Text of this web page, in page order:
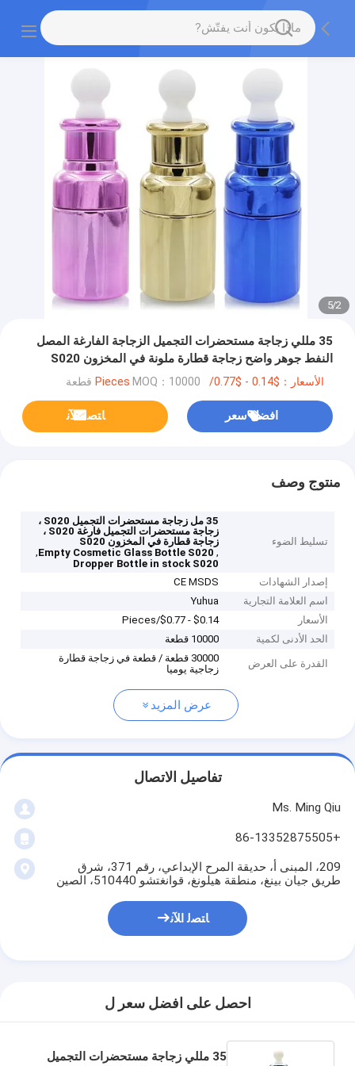
2
/
5
35 مللي زجاجة مستحضرات التجميل الزجاجة الفارغة المصل
النفط جوهر واضح زجاجة قطارة ملونة في المخزون S020
الأسعار：$0.14 - $0.77/Pieces MOQ：10000 قطعة
افضل سعر ﺎﺘﺼﻟ ﺍﻶﻧ
منتوج وصف
تسليط الضوء
35 مل زجاجة مستحضرات التجميل S020 ،
زجاجة مستحضرات التجميل فارغة S020 ،
زجاجة قطارة في المخزون S020
,
Empty Cosmetic Glass Bottle S020
,
Dropper Bottle in stock S020
إصدار الشهادات
CE MSDS
اسم العلامة التجارية
Yuhua
الأسعار
$0.14 - $0.77/Pieces
الحد الأدنى لكمية
10000 قطعة
القدرة على العرض
30000 قطعة / قطعة في زجاجة قطارة
زجاجية يوميا
عرض المزيد
تفاصيل الاتصال
Ms. Ming Qiu
+86-13352875505
209، المبنى أ، حديقة المرح الإبداعي، رقم 371، شرق
طريق جيان بينغ، منطقة هيلونغ، قوانغتشو 510440، الصين
ﺎﺘﺼﻟ ﺍﻶﻧ
احصل على افضل سعر ل
35 مللي زجاجة مستحضرات التجميل